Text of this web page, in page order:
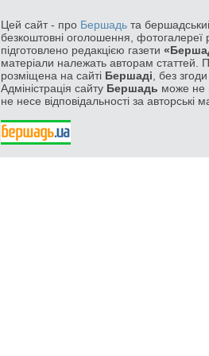
Цей сайт - про Бершадь та
безкоштовні оголошення, фотогалереї
підготовлено редакцією газети
матеріали належать авторам статтей.
розміщена на сайті Бершаді , без
Адміністрація сайту Бершадь може не
не несе відповідальності за авторські